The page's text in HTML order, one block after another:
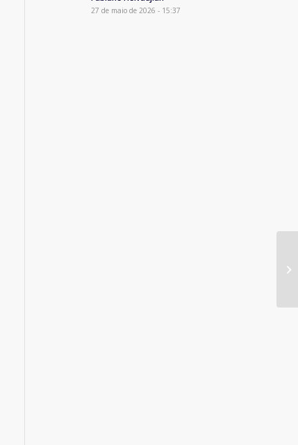
27 de maio de 2026 - 15:37